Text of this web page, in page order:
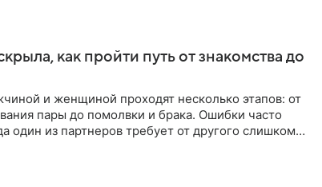
как пройти путь от знакомства до
и женщиной проходят несколько этапов: от
пары до помолвки и брака. Ошибки часто
один из партнеров требует от другого слишком